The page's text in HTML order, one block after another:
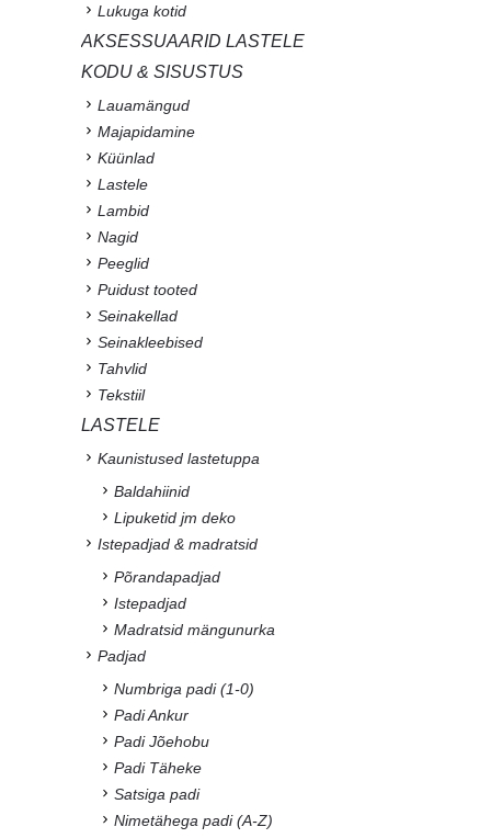
Lukuga kotid
AKSESSUAARID LASTELE
KODU & SISUSTUS
Lauamängud
Majapidamine
Küünlad
Lastele
Lambid
Nagid
Peeglid
Puidust tooted
Seinakellad
Seinakleebised
Tahvlid
Tekstiil
LASTELE
Kaunistused lastetuppa
Baldahiinid
Lipuketid jm deko
Istepadjad & madratsid
Põrandapadjad
Istepadjad
Madratsid mängunurka
Padjad
Numbriga padi (1-0)
Padi Ankur
Padi Jõehobu
Padi Täheke
Satsiga padi
Nimetähega padi (A-Z)